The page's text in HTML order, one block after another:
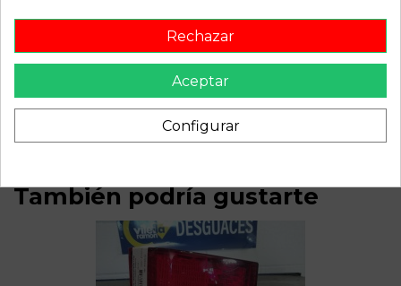
Descripción
Recambio de faro izquierdo para opel meriva enjoy | 02.03 -
También podría gustarte
Rechazar
Aceptar
Configurar